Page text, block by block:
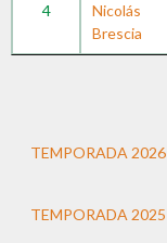
4
Nicolás
Brescia
TEMPORADA 2026
TEMPORADA 2025